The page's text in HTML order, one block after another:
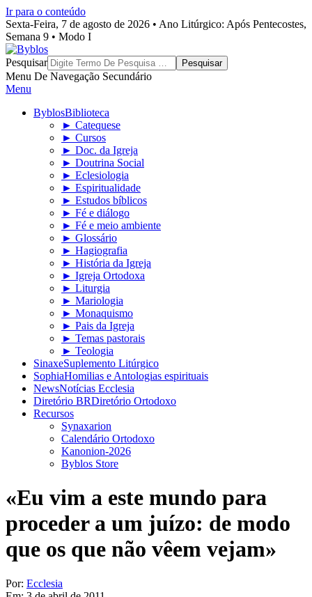
Ir para o conteúdo
Sexta-Feira, 7 de agosto de 2026 • Ano Litúrgico: Após Pentecostes,
Semana 9 • Modo I
Byblos
Pesquisar
Menu De Navegação Secundário
Menu
ByblosBiblioteca
► Catequese
► Cursos
► Doc. da Igreja
► Doutrina Social
► Eclesiologia
► Espiritualidade
► Estudos bíblicos
► Fé e diálogo
► Fé e meio ambiente
► Glossário
► Hagiografia
► História da Igreja
► Igreja Ortodoxa
► Liturgia
► Mariologia
► Monaquismo
► Pais da Igreja
► Temas pastorais
► Teologia
SinaxeSuplemento Litúrgico
SophiaHomilias e Antologias espirituais
NewsNotícias Ecclesia
Diretório BRDiretório Ortodoxo
Recursos
Synaxarion
Calendário Ortodoxo
Kanonion-2026
Byblos Store
«Eu vim a este mundo para
proceder a um juízo: de modo
que os que não vêem vejam»
Por: Ecclesia